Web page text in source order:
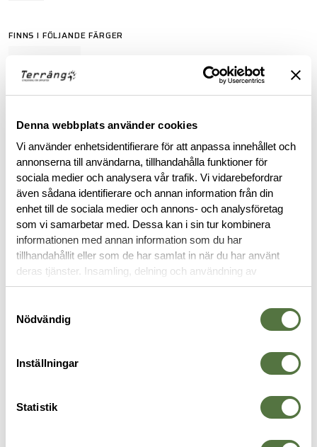
Denna webbplats använder cookies
Vi använder enhetsidentifierare för att anpassa innehållet och
annonserna till användarna, tillhandahålla funktioner för
sociala medier och analysera vår trafik. Vi vidarebefordrar
även sådana identifierare och annan information från din
enhet till de sociala medier och annons- och analysföretag
som vi samarbetar med. Dessa kan i sin tur kombinera
informationen med annan information som du har
tillhandahållit eller som de har samlat in när du har använt
deras tjänster. Insamling, delning och användning av
personuppgifter kan användas för personalisering av
Nödvändig
Inställningar
Statistik
FINNS I FÖLJANDE FÄRGER
BESKRIVNING
SPECIFIKATIONER
RECENSIONER
OM VARUMÄRKET
VAPENVÄSKOR